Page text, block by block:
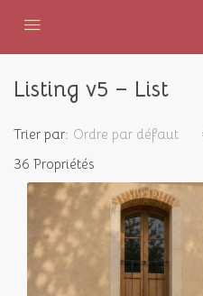
Listing v5 – List
36 Propriétés
Trier par: Ordre par défaut